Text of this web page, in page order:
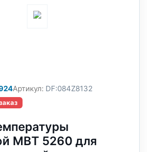
Артикул: DF:084Z8132
MBT 5260 для